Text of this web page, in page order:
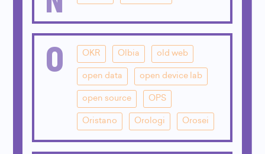
O OKR Olbia old web
open data open device lab
open source OPS
Oristano Orologi Orosei